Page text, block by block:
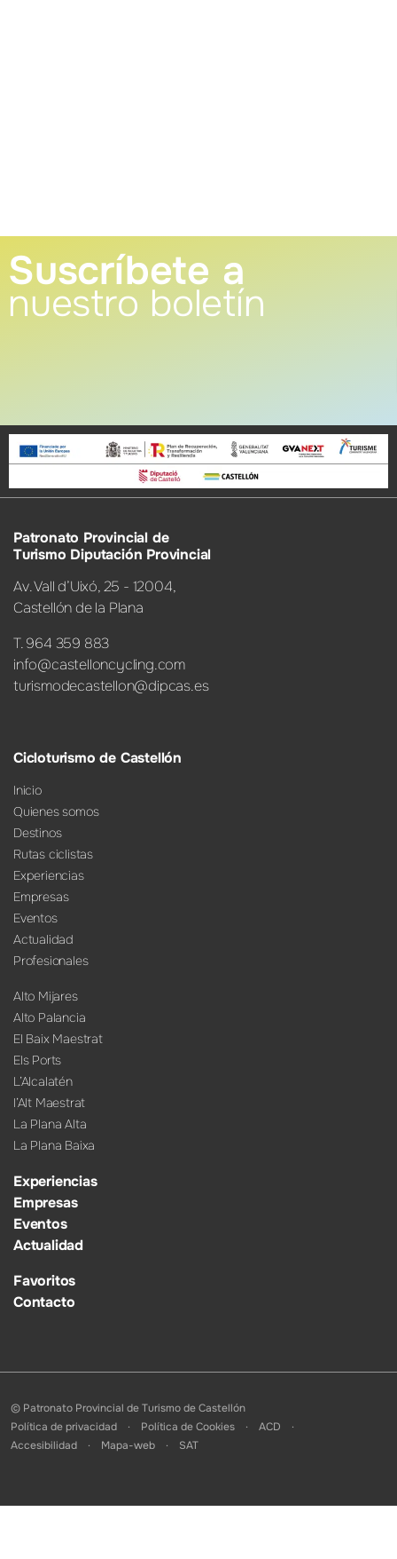
Suscríbete a
nuestro boletín
Patronato Provincial de
Turismo Diputación Provincial
Av. Vall d’Uixó, 25 - 12004,
Castellón de la Plana
T. 964 359 883
info@castelloncycling.com
turismodecastellon@dipcas.es
Cicloturismo de Castellón
Inicio
Quienes somos
Destinos
Rutas ciclistas
Experiencias
Empresas
Eventos
Actualidad
Profesionales
Alto Mijares
Alto Palancia
El Baix Maestrat
Els Ports
L’Alcalatén
l’Alt Maestrat
La Plana Alta
La Plana Baixa
Experiencias
Empresas
Eventos
Actualidad
Favoritos
Contacto
© Patronato Provincial de Turismo de Castellón
Política de privacidad
Política de Cookies
ACD
Accesibilidad
Mapa-web SAT